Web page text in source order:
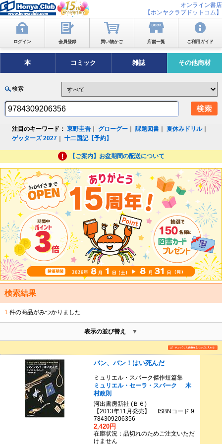
オンライン書店
【ホンヤクラブドットコム】
ログイン 会員登録 買い物かご 店舗一覧 ご利用ガイド
本 コミック 雑誌 その他商材
検索
注目のキーワード： 東野圭吾 グローグー ｜課題図書 ｜夏休みドリル｜
ゲッターズ 2027 ｜十二国記【予約】
【ご案内】お盆期間の配送について
検索結果
1 件の商品がみつかりました
表示の並び替え
バン、バン！はい死んだ
ミュリエル・スパーク傑作短篇集
ミュリエル・セーラ・スパーク
木
村政則
河出書房新社 (Ｂ６)
【2013年11月発売】 ISBNコード 9
784309206356
2,420円
在庫状況：品切れのためご注文いただ
けません